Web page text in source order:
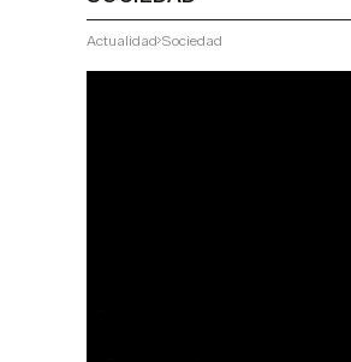
Actualidad Sociedad